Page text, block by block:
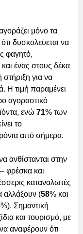
μόνο τα
δυσκολεύεται να
φαγητό,
ένας στους δέκα
στήριξη για να
Η τιμή παραμένει
αγοραστικό
ενώ 71% των
το
από σήμερα.
ανθίστανται στην
φρέσκα και
καταναλωτές
αλλάξουν (58% και
%). Σημαντική
και τουρισμό, με
αναφέρουν ότι